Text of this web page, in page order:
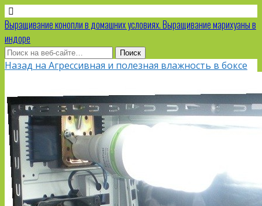
Выращивание конопли в домашних условиях. Выращивание марихуаны в
индоре
Назад на Агрессивная и полезная влажность в боксе